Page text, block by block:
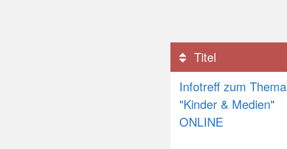
Titel
Infotreff zum Thema
"Kinder & Medien"
ONLINE